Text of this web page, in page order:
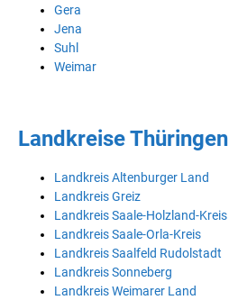
Gera
Jena
Suhl
Weimar
Landkreise Thüringen
Landkreis Altenburger Land
Landkreis Greiz
Landkreis Saale-Holzland-Kreis
Landkreis Saale-Orla-Kreis
Landkreis Saalfeld Rudolstadt
Landkreis Sonneberg
Landkreis Weimarer Land